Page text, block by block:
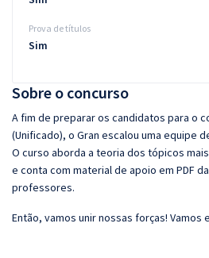
Sobre o concurso
A fim de preparar os candidatos para o
(Unificado), o Gran escalou uma equipe
O curso aborda a teoria dos tópicos
e conta com material de apoio em PDF
professores.
Então, vamos unir nossas forças! Vamos
Prova de títulos
Sim